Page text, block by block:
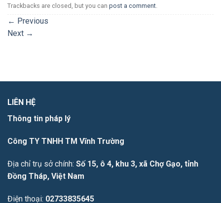
Trackbacks are closed, but you can post a comment
← Previous
Next →
LIÊN HỆ
Thông tin pháp lý
Công TY TNHH TM Vĩnh Trường
Địa chỉ trụ sở chính: Số 15, ô 4, khu 3, xã Chợ Gạo, tỉnh
Đồng Tháp, Việt Nam
Điện thoại: 02733835645